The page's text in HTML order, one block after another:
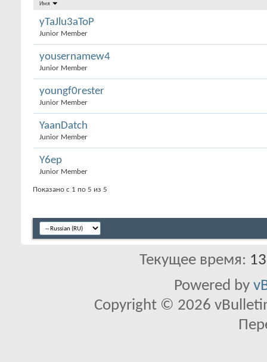
Имя
yTaJlu3aToP
Junior Member
yousernamew4
Junior Member
youngf0rester
Junior Member
YaanDatch
Junior Member
Y6ep
Junior Member
Показано с 1 по 5 из 5
Текущее время:
Powered by
Copyright © 2026